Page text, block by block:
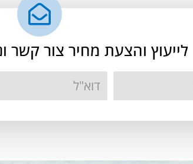
לייעוץ והצעת מחיר צור קשר